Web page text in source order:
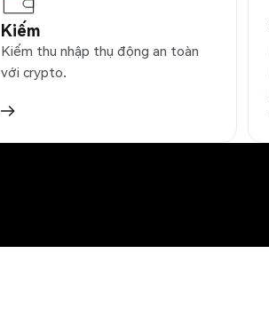
Kiếm
Kiếm thu nhập thụ động an toàn
với crypto.